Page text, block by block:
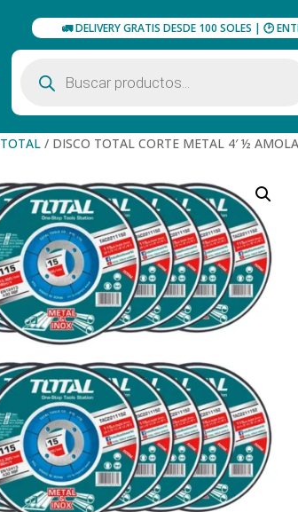
🚛 DELIVERY GRATIS DESDE 100 SOLES | 🕑
productos
TOTAL / DISCO TOTAL CORTE METAL 4′ ½